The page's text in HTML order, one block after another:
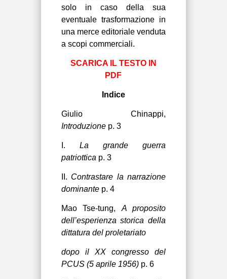
solo in caso della sua
eventuale trasformazione in
una merce editoriale venduta
a scopi commerciali.
SCARICA IL TESTO IN
PDF
Indice
Giulio Chinappi,
Introduzionep. 3
I. La grande guerra
patriottica p. 3
II. Contrastare la narrazione
dominantep. 4
Mao Tse-tung, A proposito
dell’esperienza storica della
dittatura del proletariato
dopo il XX congresso del
PCUS (5 aprile 1956)p. 6